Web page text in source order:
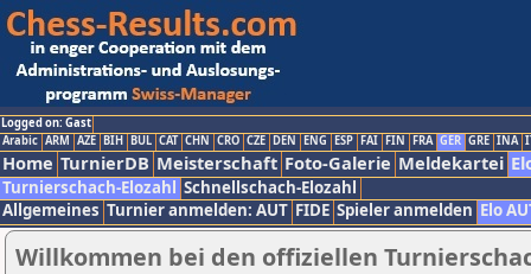
Logged on: Gast
Arabic ARM AZE BIH BUL CAT CHN CRO CZE DEN ENG ESP FAI FIN FRA GER GRE INA
Home TurnierDB Meisterschaft Foto-Galerie Meldekartei
Turnierschach-Elozahl Schnellschach-Elozahl
Allgemeines Turnier anmelden: AUT FIDE Spieler anmelden Elo
Willkommen bei den offiziellen